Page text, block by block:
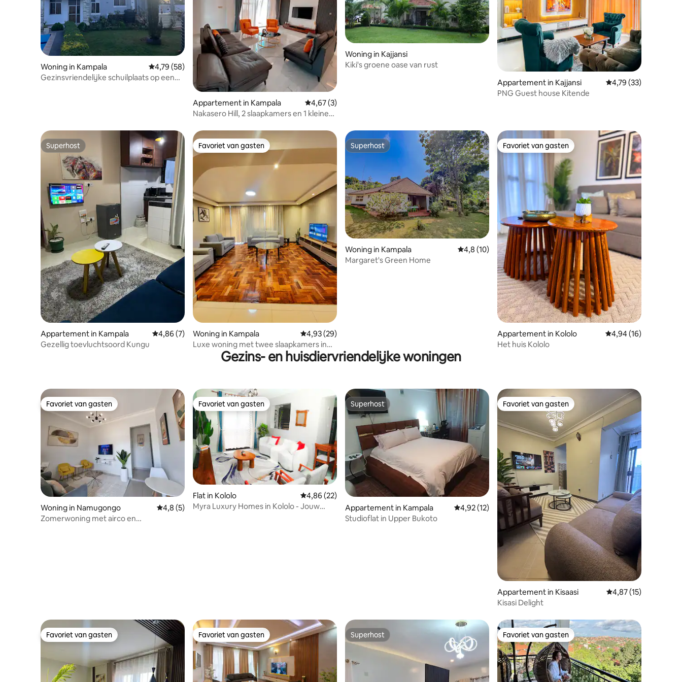
Woning in Kampala Gemiddelde beoordeling van 4,79 op 5, 58 recensies
4,79 (58)
Gezinsvriendelijke schuilplaats op een
Appartement in Kampala Gemiddelde beoordeling van 4,67 op 5, 3 recensies
4,67 (3)
Nakasero Hill, 2 slaapkamers en 1 kleine
Woning in Kajjansi
Kiki's groene oase van rust
Appartement in Kajjansi Gemiddelde
4,79 (33)
PNG Guest house Kitende
Superhost
Superhost
Appartement in Kampala Gemiddelde beoordeling van 4,86 op 5, 7 recensies
4,86 (7)
Gezellig toevluchtsoord Kungu
Favoriet van gasten
Favoriet van gasten
Woning in Kampala Gemiddelde beoordeling van 4,93 op 5, 29 recensies
4,93 (29)
Luxe woning met twee slaapkamers in
Muyenga
Superhost
Superhost
Woning in Kampala Gemiddelde beoordeling van 4,8 op 5, 10 recensies
4,8 (10)
Margaret's Green Home
Favoriet van gasten
Favoriet van gasten
Appartement in Kololo Gemiddelde
4,94 (16)
Het huis Kololo
Gezins- en huisdiervriendelijke woningen
Favoriet van gasten
Favoriet van gasten
Woning in Namugongo Gemiddelde beoordeling van 4,8 op 5, 5 recensies
4,8 (5)
Zomerwoning met airco en
Favoriet van gasten
Favoriet van gasten
Flat in Kololo Gemiddelde beoordeling van 4,86 op 5, 22 recensies
4,86 (22)
Myra Luxury Homes in Kololo - Jouw
Superhost
Superhost
Appartement in Kampala Gemiddelde beoordeling van 4,92 op 5, 12 recensies
4,92 (12)
Studioflat in Upper Bukoto
Favoriet van gasten
Favoriet van gasten
Appartement in Kisaasi Gemiddelde
4,87 (15)
Kisasi Delight
Favoriet van gasten
Favoriet van gasten Favoriet van gasten
Favoriet van gasten Superhost
Superhost Favoriet van gasten
Favoriet van gasten